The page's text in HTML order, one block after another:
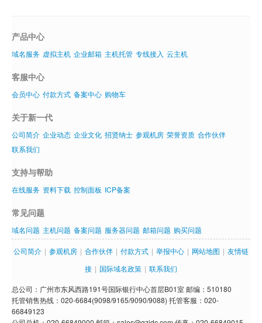
产品中心
域名服务 虚拟主机 企业邮箱 主机托管 专线接入 云主机
客服中心
会员中心 付款方式 备案中心 购物车
关于新一代
公司简介 企业动态 企业文化 招贤纳士 参观机房 荣誉资质 合作伙伴
联系我们
支持与帮助
在线服务 资料下载 控制面板 ICP备案
常见问题
域名问题 主机问题 备案问题 服务器问题 邮箱问题 购买问题
公司简介 | 参观机房 | 合作伙伴 | 付款方式 | 举报中心 | 网站地图 | 友情链
接 | 国际域名政策 | 联系我们
总公司：广州市东风西路191号国际银行中心首层B01室 邮编：510180
托管销售热线：020-6684(9098/9165/9090/9088) 托管客服：020-
66849123